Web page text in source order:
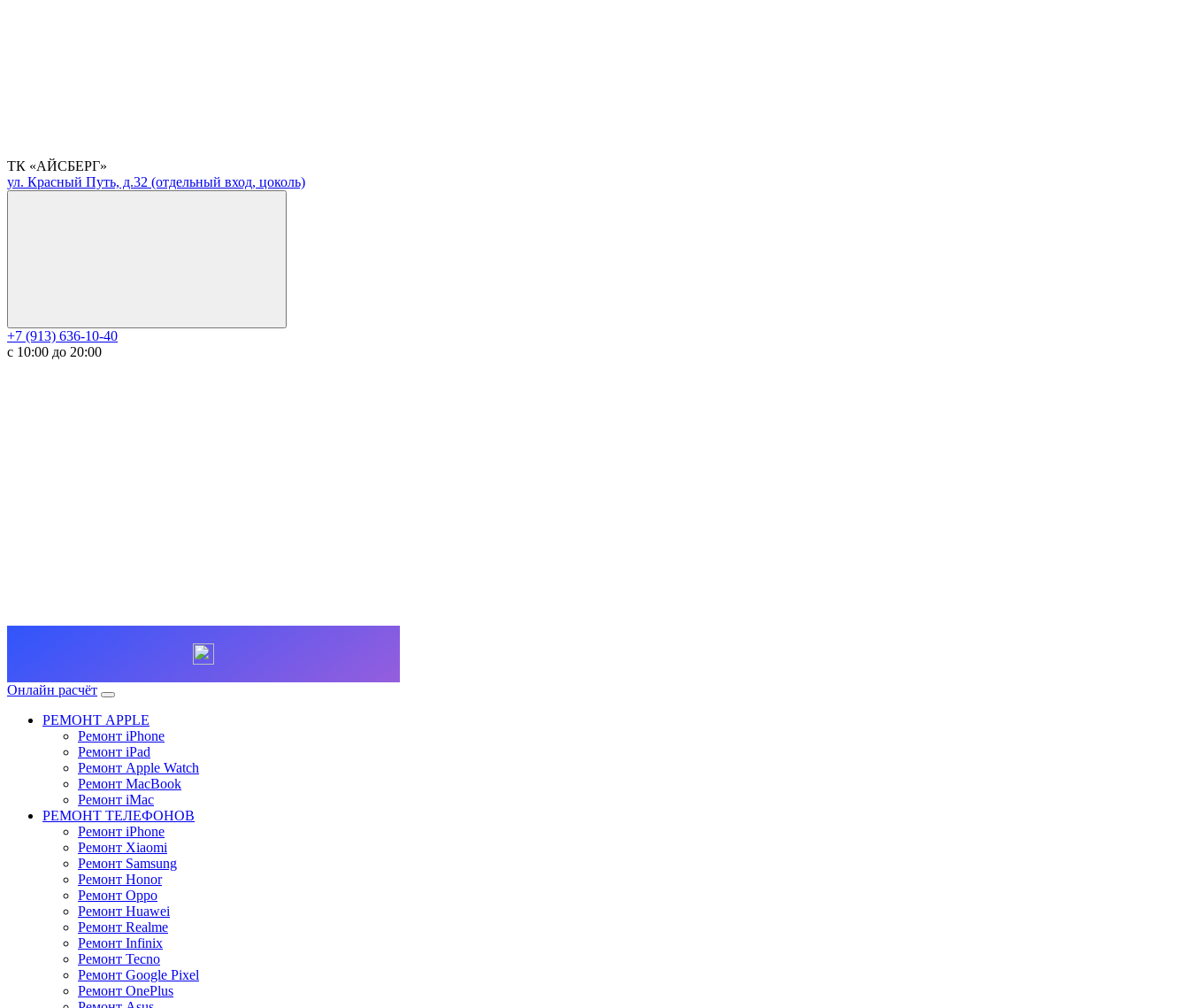
ТК «АЙСБЕРГ»
ул. Красный Путь, д.32 (отдельный вход, цоколь)
+7 (913) 636-10-40
с 10:00 до 20:00
Онлайн расчёт
РЕМОНТ APPLE
Ремонт iPhone
Ремонт iPad
Ремонт Apple Watch
Ремонт MacBook
Ремонт iMac
РЕМОНТ ТЕЛЕФОНОВ
Ремонт iPhone
Ремонт Xiaomi
Ремонт Samsung
Ремонт Honor
Ремонт Oppo
Ремонт Huawei
Ремонт Realme
Ремонт Infinix
Ремонт Tecno
Ремонт Google Pixel
Ремонт OnePlus